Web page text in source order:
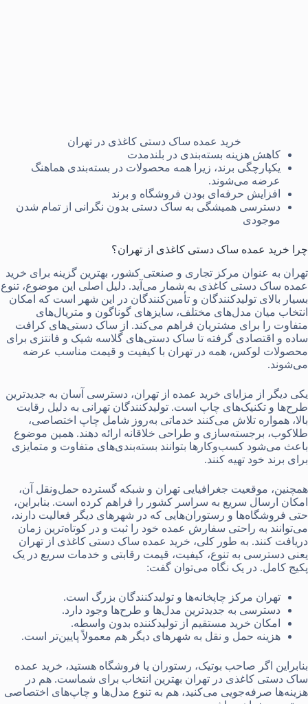
خرید عمده ساک دستی کاغذی در تهران
کاهش هزینه بسته‌بندی در بلندمدت
یکپارچگی برند، زیرا همه محصولات در بسته‌بندی هماهنگ
عرضه می‌شوند.
افزایش حرفه‌ای بودن فروشگاه و برند
دسترسی همیشگی به ساک دستی بدون نگرانی از تمام شدن
موجودی
چرا خرید عمده ساک دستی کاغذی از تهران؟
تهران به عنوان مرکز تجاری و صنعتی کشور، بهترین گزینه برای خرید
عمده ساک دستی کاغذی به شمار می‌آید. دلیل اصلی این موضوع، تنوع
بسیار بالای تولیدکنندگان و تأمین‌کنندگان در این شهر است که امکان
انتخاب میان مدل‌های مختلف، سایزهای گوناگون و متریال‌های
متفاوت را برای مشتریان فراهم می‌کند. از ساک دستی‌های کرافت
ساده و اقتصادی گرفته تا ساک دستی‌های گلاسه شیک و فانتزی برای
محصولات لوکس، همه در تهران با کیفیت و قیمت مناسب عرضه
می‌شوند.
یکی دیگر از مزایای خرید عمده از تهران، دسترسی آسان به جدیدترین
طرح‌ها و تکنیک‌های چاپ است. تولیدکنندگان تهرانی به دلیل رقابت
بالا، همواره تلاش می‌کنند خدماتی به‌روز شامل چاپ اختصاصی،
طلاکوب، برجسته‌سازی و طراحی خلاقانه ارائه دهند. همین موضوع
باعث می‌شود کسب‌وکارها بتوانند بسته‌بندی‌های متفاوت و متمایزی
برای برند خود تهیه کنند.
همچنین، موقعیت جغرافیایی تهران و شبکه گسترده حمل‌ونقل آن،
امکان ارسال سریع به سراسر کشور را فراهم کرده است. بنابراین،
حتی فروشگاه‌ها و رستوران‌هایی که در شهرهای دیگر فعالیت دارند،
می‌توانند به راحتی سفارش عمده خود را ثبت و در کوتاه‌ترین زمان
دریافت کنند. به طور کلی، خرید عمده ساک دستی کاغذی از تهران
یعنی دسترسی به تنوع، کیفیت، قیمت رقابتی و خدمات سریع در یک
پکیج کامل. در یک نگاه می‌توان گفت:
تهران مرکز چاپخانه‌ها و تولیدکنندگان بزرگ است.
دسترسی به جدیدترین مدل‌ها و طرح‌ها وجود دارد.
امکان خرید مستقیم از تولیدکننده بدون واسطه.
هزینه حمل و نقل به شهرهای دیگر هم معمولاً پایین‌تر است.
بنابراین اگر صاحب بوتیک، رستوران یا فروشگاه هستید، خرید عمده
ساک دستی کاغذی در تهران بهترین انتخاب برای شماست. هم در
هزینه‌ها صرفه‌جویی می‌کنید، هم به تنوع مدل‌ها و چاپ‌های اختصاصی